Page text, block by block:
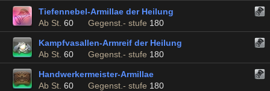
Tiefennebel-Armillae der Heilung
Ab St. 60 Gegenst.- stufe 180
Kampfvasallen-Armreif der Heilung
Ab St. 60 Gegenst.- stufe 180
Handwerkermeister-Armillae
Ab St. 60 Gegenst.- stufe 180